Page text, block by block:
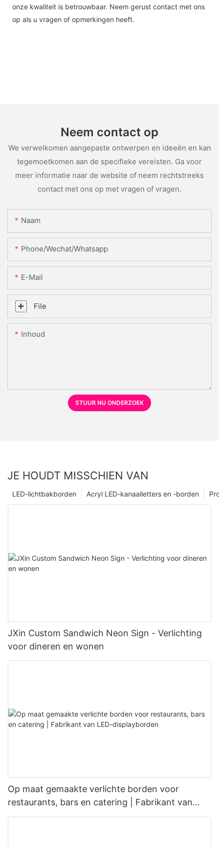
onze kwaliteit is betrouwbaar. Neem gerust contact met ons
op als u vragen of opmerkingen heeft.
Neem contact op
We verwelkomen aangepaste ontwerpen en ideeën en kan
tegemoetkomen aan de specifieke vereisten. Ga voor
meer informatie naar de website of neem rechtstreeks
contact met ons op met vragen of vragen.
Naam
Phone/Wechat/Whatsapp
E-Mail
File
Inhoud
STUUR NU ONDERZOEK
JE HOUDT MISSCHIEN VAN
Acryl LED-kanaalletters en -borden
LED-lichtbakborden
JXin Custom Sandwich Neon Sign - Verlichting
voor dineren en wonen
Op maat gemaakte verlichte borden voor
restaurants, bars en catering | Fabrikant van
LED-displayborden